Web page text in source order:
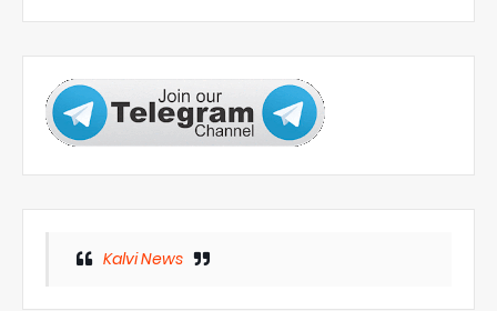
Kalvi News